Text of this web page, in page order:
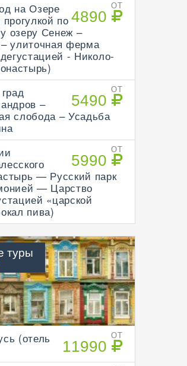
ОТ
4890
на Озере
по
озеру Сенеж –
– улиточная ферма
- Николо-
ОТ
5490
–
слобода – Усадьба
ОТ
5990
— Русский парк
— Царство
«царской
пива)
туры
ОТ
11990
(отель